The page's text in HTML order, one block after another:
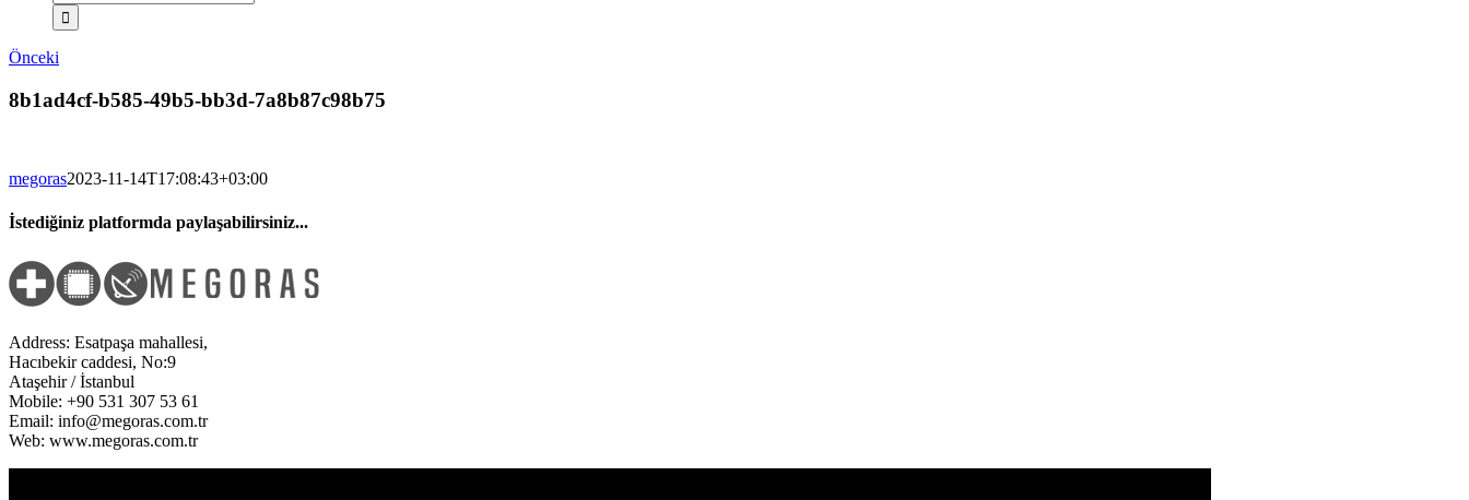
Önceki
8b1ad4cf-b585-49b5-bb3d-7a8b87c98b75
megoras2023-11-14T17:08:43+03:00
İstediğiniz platformda paylaşabilirsiniz...
Facebook
Twitter
LinkedIn
Address: Esatpaşa mahallesi,
Hacıbekir caddesi, No:9
Ataşehir / İstanbul
Mobile: +90 531 307 53 61
Email: info@megoras.com.tr
Web: www.megoras.com.tr